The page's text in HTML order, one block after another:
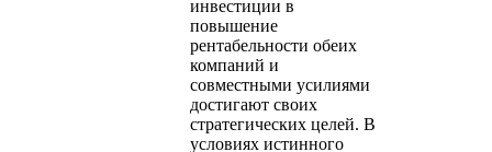
инвестиции в
повышение
рентабельности обеих
компаний и
совместными усилиями
достигают своих
стратегических целей. В
условиях истинного